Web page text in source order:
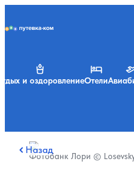
и оздоровлениеОтели
Назад
Фотобанк Лори ©